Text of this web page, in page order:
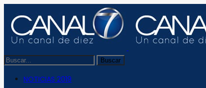
NOTICIAS 2019